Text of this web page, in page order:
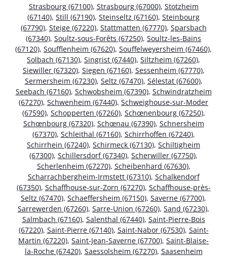
Strasbourg (67100), Strasbourg (67000), Stotzheim
(67140), Still (67190), Steinseltz (67160), Steinbourg
(67790), Steige (67220), Stattmatten (67770), Sparsbach
(67340), Soultz-sous-Forêts (67250), Soultz-les-Bains
(67120), Soufflenheim (67620), Souffelweyersheim (67460),
Solbach (67130), Singrist (67440), Siltzheim (67260),
Siewiller (67320), Siegen (67160), Sessenheim (67770),
Sermersheim (67230), Seltz (67470), Sélestat (67600),
Seebach (67160), Schwobsheim (67390), Schwindratzheim
(67270), Schwenheim (67440), Schweighouse-sur-Moder
(67590), Schopperten (67260), Schœnenbourg (67250),
Schœnbourg (67320), Schœnau (67390), Schnersheim
(67370), Schleithal (67160), Schirrhoffen (67240),
Schirrhein (67240), Schirmeck (67130), Schiltigheim
(67300), Schillersdorf (67340), Scherwiller (67750),
Scherlenheim (67270), Scheibenhard (67630),
Scharrachbergheim-Irmstett (67310), Schalkendorf
(67350), Schaffhouse-sur-Zorn (67270), Schaffhouse-près-
Seltz (67470), Schaeffersheim (67150), Saverne (67700),
Sarrewerden (67260), Sarre-Union (67260), Sand (67230),
Salmbach (67160), Salenthal (67440), Saint-Pierre-Bois
(67220), Saint-Pierre (67140), Saint-Nabor (67530), Saint-
Martin (67220), Saint-Jean-Saverne (67700), Saint-Blaise-
la-Roche (67420), Saessolsheim (67270), Saasenheim